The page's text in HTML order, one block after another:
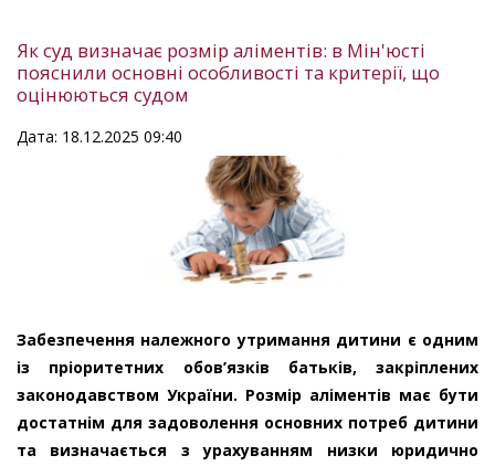
Як суд визначає розмір аліментів: в Мін'юсті
пояснили основні особливості та критерії, що
оцінюються судом
Дата: 18.12.2025 09:40
Забезпечення належного утримання дитини є одним
із пріоритетних обов’язків батьків, закріплених
законодавством України. Розмір аліментів має бути
достатнім для задоволення основних потреб дитини
та визначається з урахуванням низки юридично